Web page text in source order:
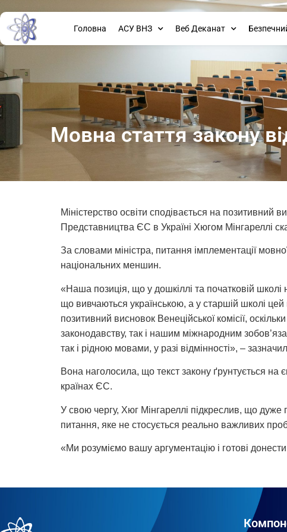
Головна АСУ ВНЗ Веб Деканат
Мовна стаття закону
Міністерство освіти сподівається на позитивний
Представництва ЄС в Україні Хюгом Мінгареллі
За словами міністра, питання імплементації
національних меншин.
«Наша позиція, що у дошкіллі та початковій
що вивчаються українською, а у старшій школі
позитивний висновок Венеційської комісії,
законодавству, так і нашим міжнародним
так і рідною мовами, у разі відмінності», –
Вона наголосила, що текст закону ґрунтується на
країнах ЄС.
У свою чергу, Хюг Мінгареллі підкреслив, що дуже
питання, яке не стосується реально важливих
«Ми розуміємо вашу аргументацію і готові